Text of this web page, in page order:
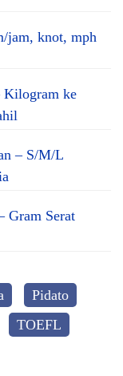
jam, knot, mph
Kilogram ke
– S/M/L
Gram Serat
Pidato
TOEFL